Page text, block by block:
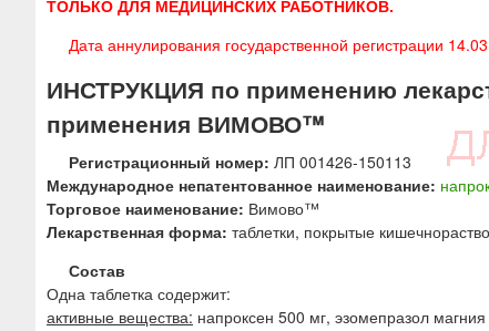
ТОЛЬКО ДЛЯ МЕДИЦИНСКИХ РАБОТНИКОВ.
Дата аннулирования государственной регистрации
ИНСТРУКЦИЯ по применению
применения ВИМОВО™
Регистрационный номер: ЛП 001426-150113
Международное непатентованное наименование:
Торговое наименование: Вимово™
Лекарственная форма: таблетки, покрытые
Состав
Одна таблетка содержит:
активные вещества: напроксен 500 мг, эзомепразол